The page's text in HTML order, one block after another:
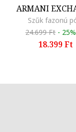
ARMANI
Szűk fazonú
24.699 Ft - 25%
18.399 Ft